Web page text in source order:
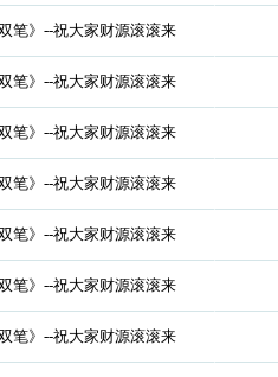
笔》--祝大家财源滚滚来
笔》--祝大家财源滚滚来
笔》--祝大家财源滚滚来
笔》--祝大家财源滚滚来
笔》--祝大家财源滚滚来
笔》--祝大家财源滚滚来
笔》--祝大家财源滚滚来